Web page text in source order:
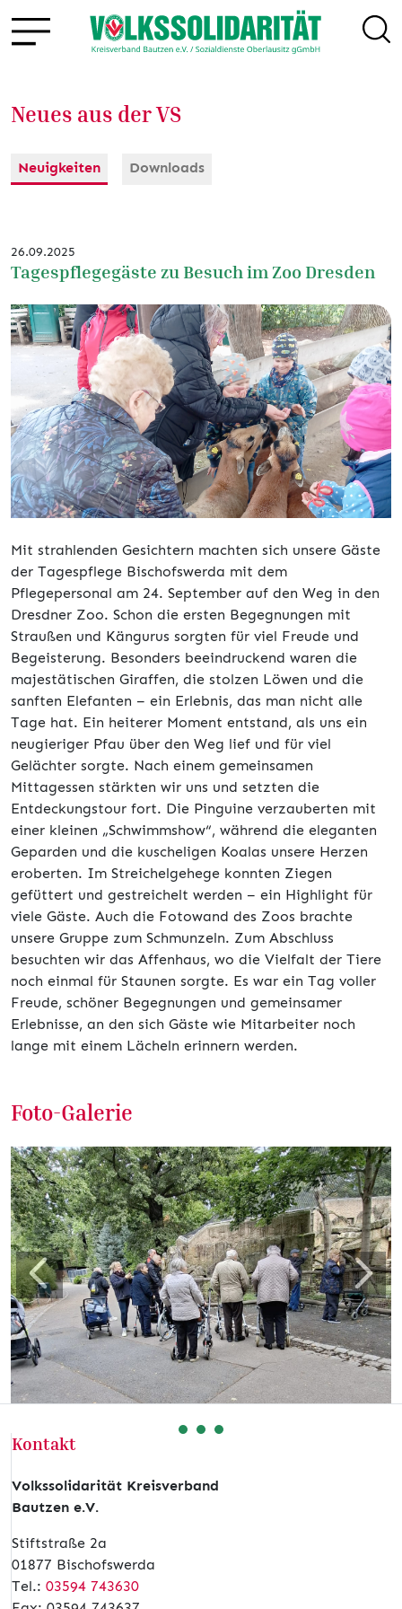
Neues aus der VS
Neuigkeiten Downloads
26.09.2025
Tagespflegegäste zu Besuch im Zoo Dresden
Mit strahlenden Gesichtern machten sich unsere Gäste
der Tagespflege Bischofswerda mit dem
Pflegepersonal am 24. September auf den Weg in den
Dresdner Zoo. Schon die ersten Begegnungen mit
Straußen und Kängurus sorgten für viel Freude und
Begeisterung. Besonders beeindruckend waren die
majestätischen Giraffen, die stolzen Löwen und die
sanften Elefanten – ein Erlebnis, das man nicht alle
Tage hat. Ein heiterer Moment entstand, als uns ein
neugieriger Pfau über den Weg lief und für viel
Gelächter sorgte. Nach einem gemeinsamen
Mittagessen stärkten wir uns und setzten die
Entdeckungstour fort. Die Pinguine verzauberten mit
einer kleinen „Schwimmshow“, während die eleganten
Geparden und die kuscheligen Koalas unsere Herzen
eroberten. Im Streichelgehege konnten Ziegen
gefüttert und gestreichelt werden – ein Highlight für
viele Gäste. Auch die Fotowand des Zoos brachte
unsere Gruppe zum Schmunzeln. Zum Abschluss
besuchten wir das Affenhaus, wo die Vielfalt der Tiere
noch einmal für Staunen sorgte. Es war ein Tag voller
Freude, schöner Begegnungen und gemeinsamer
Erlebnisse, an den sich Gäste wie Mitarbeiter noch
lange mit einem Lächeln erinnern werden.
Foto-Galerie
Zurück
Kontakt
Volkssolidarität Kreisverband
Bautzen e.V.
Stiftstraße 2a
01877 Bischofswerda
Tel.: 03594 743630